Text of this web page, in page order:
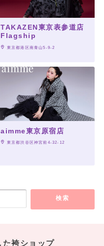
TAKAZEN東京表参道店
Flagship
東京都港区南青山5-9-2
aimme東京原宿店
東京都渋谷区神宮前4-32-12
検索
た袴ショップ